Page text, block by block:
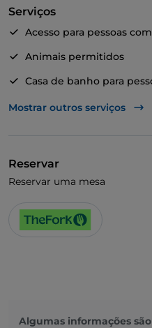
Serviços
Acesso para pessoas
Animais permitidos
Casa de banho para
Cocktail
Jogos de futebol
Mostrar outros serviços
Reservar
Reservar uma mesa
Algumas informações